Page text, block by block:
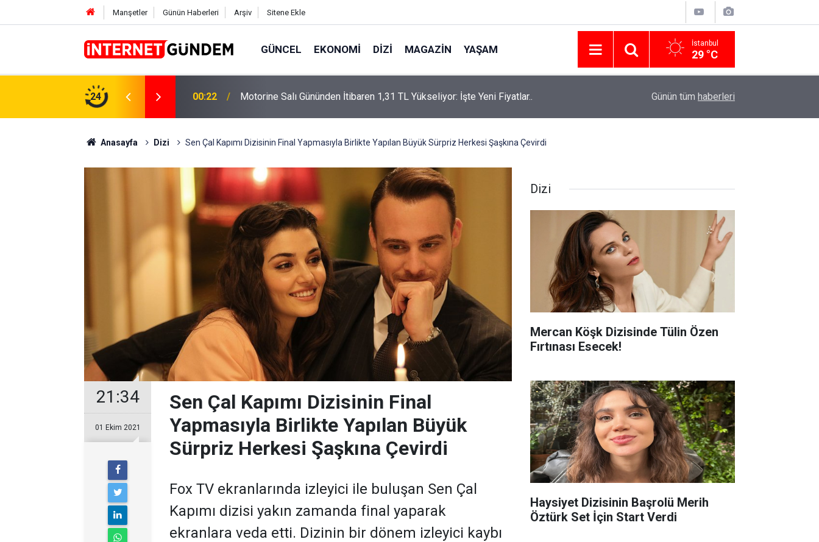
Manşetler Günün Haberleri Arşiv Sitene Ekle
GÜNCEL EKONOMI DIZI MAGAZIN YAŞAM İstanbul
29 °C
24
TL Yükseliyor: İşte Yeni Fiyatlar.. 15:58
Neşet Ertaş’a “Bozkırın Tezenesi” Lakabını Kim Verdi? Beyaz’la Joker
Sorusunun Cevabı Merak Edildi
Günün tüm haberleri
Anasayfa Dizi Sen Çal Kapımı Dizisinin Final Yapmasıyla Birlikte Yapılan Büyük Sürpriz Herkesi Şaşkına Çevirdi
21:34
01 Ekim 2021
Sen Çal Kapımı Dizisinin Final
Yapmasıyla Birlikte Yapılan Büyük
Sürpriz Herkesi Şaşkına Çevirdi
Fox TV ekranlarında izleyici ile buluşan Sen Çal
Kapımı dizisi yakın zamanda final yaparak
ekranlara veda etti. Dizinin bir dönem izleyici kaybı
Dizi
Mercan Köşk Dizisinde Tülin Özen
Fırtınası Esecek!
Haysiyet Dizisinin Başrolü Merih
Öztürk Set İçin Start Verdi